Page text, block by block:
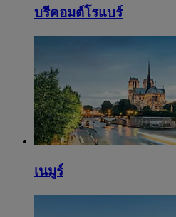
บรีคอมต์โรแบร์
เนมูร์